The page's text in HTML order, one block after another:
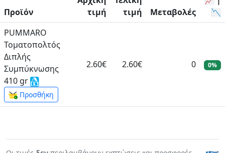
Προϊόν
τιμή
τιμή
Μεταβολές
📉
PUMMARO
Τοματοπολτός
Διπλής
Συμπύκνωσης
410 gr
Προσθήκη
2.60€ 2.60€ 0 0%